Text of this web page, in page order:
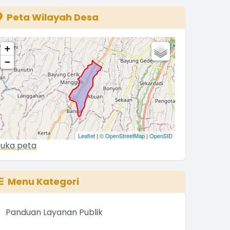
The chart has 1 Y axis displaying values. Range: 0 to
Peta Wilayah Desa
+
−
Leaflet | © OpenStreetMap| OpenSID
peta
Menu Kategori
Panduan Layanan Publik